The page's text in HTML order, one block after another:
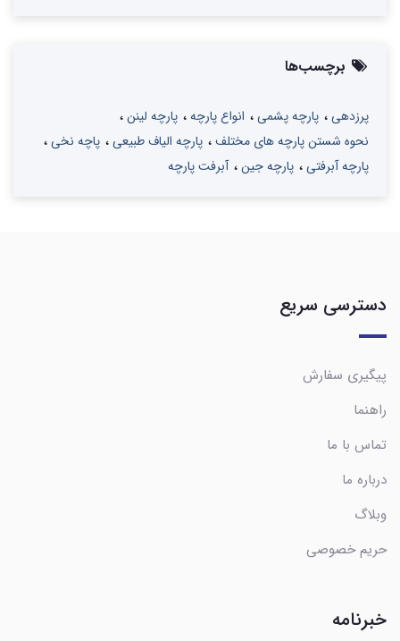
برچسب‌ها
پرزدهی پارچه پشمی انواع پارچه
پارچه لینن
نحوه شستن پارچه های مختلف
پارچه الیاف طبیعی
پاچه نخی
پارچه آبرفتی
پارچه جین آبرفت پارچه
دسترسی سریع
پیگیری سفارش
راهنما
تماس با ما
درباره ما
وبلاگ
حریم خصوصی
خبرنامه